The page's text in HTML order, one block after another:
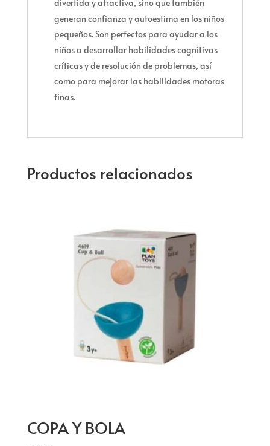
divertida y atractiva, sino que también
generan confianza y autoestima en los niños
pequeños. Son perfectos para ayudar a los
niños a desarrollar habilidades cognitivas
críticas y de resolución de problemas, así
como para mejorar las habilidades motoras
finas.
Productos relacionados
COPA Y BOLA